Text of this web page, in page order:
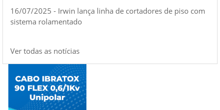
16/07/2025 - Irwin lança linha de cortadores de piso com
sistema rolamentado
Ver todas as notícias